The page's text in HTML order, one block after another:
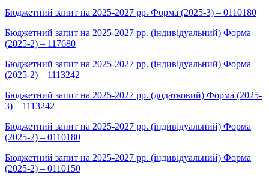
Бюджетний запит на 2025-2027 рр. Форма (2025-3) – 0110180
Бюджетний запит на 2025-2027 рр. (індивідуальний) Форма
(2025-2) – 117680
Бюджетний запит на 2025-2027 рр. (індивідуальний) Форма
(2025-2) – 1113242
Бюджетний запит на 2025-2027 рр. (додатковий) Форма (2025-
3) – 1113242
Бюджетний запит на 2025-2027 рр. (індивідуальний) Форма
(2025-2) – 0110180
Бюджетний запит на 2025-2027 рр. (індивідуальний) Форма
(2025-2) – 0110150